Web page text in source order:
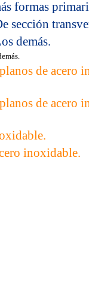
formas
sección
demás.
de acero
de acero
inoxidable.